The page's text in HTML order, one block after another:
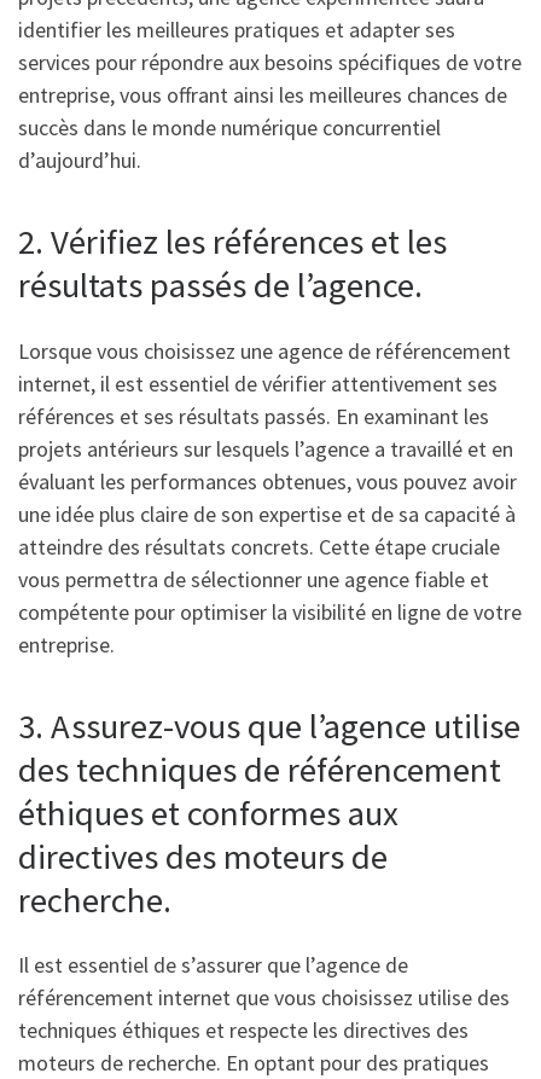
identifier les meilleures pratiques et adapter ses
services pour répondre aux besoins spécifiques de votre
entreprise, vous offrant ainsi les meilleures chances de
succès dans le monde numérique concurrentiel
d’aujourd’hui.
2. Vérifiez les références et les
résultats passés de l’agence.
Lorsque vous choisissez une agence de référencement
internet, il est essentiel de vérifier attentivement ses
références et ses résultats passés. En examinant les
projets antérieurs sur lesquels l’agence a travaillé et en
évaluant les performances obtenues, vous pouvez avoir
une idée plus claire de son expertise et de sa capacité à
atteindre des résultats concrets. Cette étape cruciale
vous permettra de sélectionner une agence fiable et
compétente pour optimiser la visibilité en ligne de votre
entreprise.
3. Assurez-vous que l’agence utilise
des techniques de référencement
éthiques et conformes aux
directives des moteurs de
recherche.
Il est essentiel de s’assurer que l’agence de
référencement internet que vous choisissez utilise des
techniques éthiques et respecte les directives des
moteurs de recherche. En optant pour des pratiques